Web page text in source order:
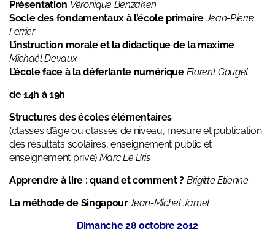
Présentation Véronique Benzaken
Socle des fondamentaux à l’école primaireJean-Pierre
Ferrier
L’instruction morale et la didactique de la maxime
Michaël Devaux
L’école face à la déferlante numérique Florent Gouget
de 14h à 19h
Structures des écoles élémentaires
(classes d’âge ou classes de niveau, mesure et publication
des résultats scolaires, enseignement public et
enseignement privé) Marc Le Bris
Apprendre à lire : quand et comment ? Brigitte Etienne
La méthode de SingapourJean-Michel Jamet
Dimanche 28 octobre 2012